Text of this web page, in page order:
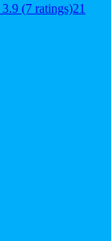
3.9 (7 ratings)21